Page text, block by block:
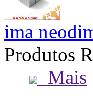
ima
Produtos
Mais